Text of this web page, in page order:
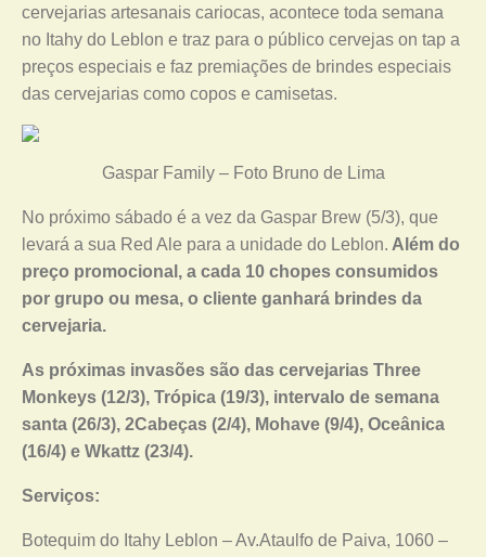
cervejarias artesanais cariocas, acontece toda semana
no Itahy do Leblon e traz para o público cervejas on tap a
preços especiais e faz premiações de brindes especiais
das cervejarias como copos e camisetas.
Gaspar Family – Foto Bruno de Lima
No próximo sábado é a vez da Gaspar Brew (5/3), que
levará a sua Red Ale para a unidade do Leblon. Além do
preço promocional, a cada 10 chopes consumidos
por grupo ou mesa, o cliente ganhará brindes da
cervejaria.
As próximas invasões são das cervejarias Three
Monkeys (12/3), Trópica (19/3), intervalo de semana
santa (26/3), 2Cabeças (2/4), Mohave (9/4), Oceânica
(16/4) e Wkattz (23/4).
Serviços:
Botequim do Itahy Leblon – Av.Ataulfo de Paiva, 1060 –